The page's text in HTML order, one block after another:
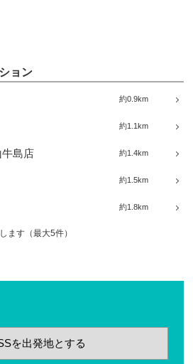
ョン
約0.9km
約1.1km
約1.4km
牛島店
約1.5km
約1.8km
ます（最大5件）
を出発地とする